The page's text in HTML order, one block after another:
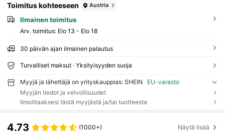
Toimitus kohteeseen Austria
Ilmainen toimitus
Arv. toimitus: Elo 13 - Elo 18
30 päivän ajan ilmainen palautus
Turvalliset maksut · Yksityisyyden suoja
Myyjä ja lähettäjä on yrityskauppias: SHEIN
EU-varasto
Myyjän tiedot ja velvollisuudet
Ilmoittaaksesi tästä myyjästä ja/tai tuotteesta
4.73 (1000+) Näytä lisää